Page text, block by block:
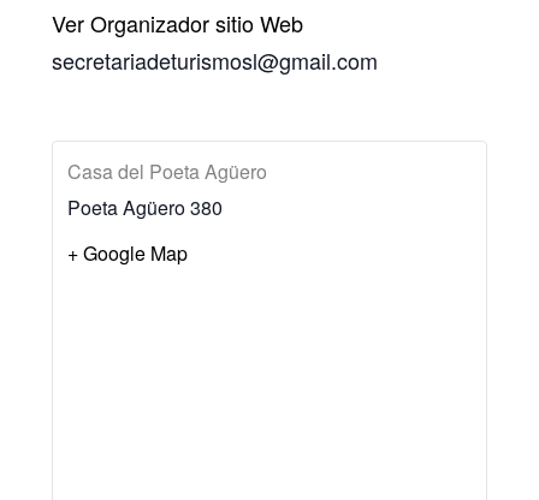
Ver Organizador sitio Web
secretariadeturismosl@gmail.com
Casa del Poeta Agüero
Poeta Agüero 380
+ Google Map